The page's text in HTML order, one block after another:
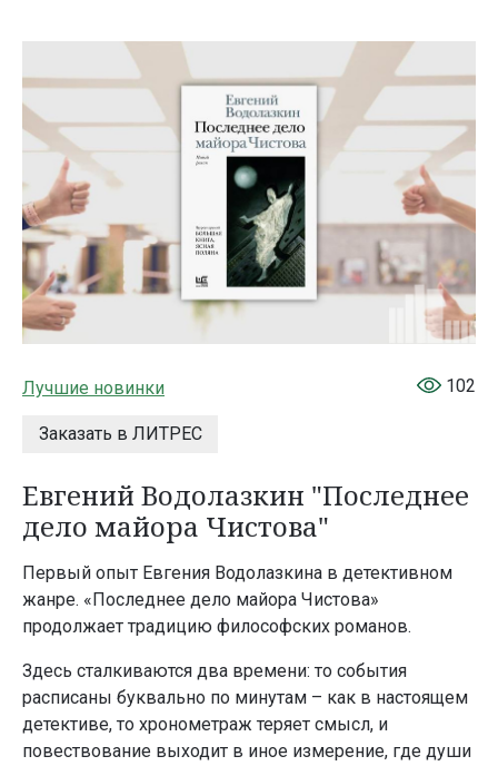
Лучшие новинки
Заказать в ЛИТРЕС
102
Евгений Водолазкин "Последнее
дело майора Чистова"
Первый опыт Евгения Водолазкина в детективном
жанре. «Последнее дело майора Чистова»
продолжает традицию философских романов.
Здесь сталкиваются два времени: то события
расписаны буквально по минутам – как в настоящем
детективе, то хронометраж теряет смысл, и
повествование выходит в иное измерение, где души